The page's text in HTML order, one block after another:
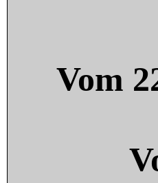
Vom